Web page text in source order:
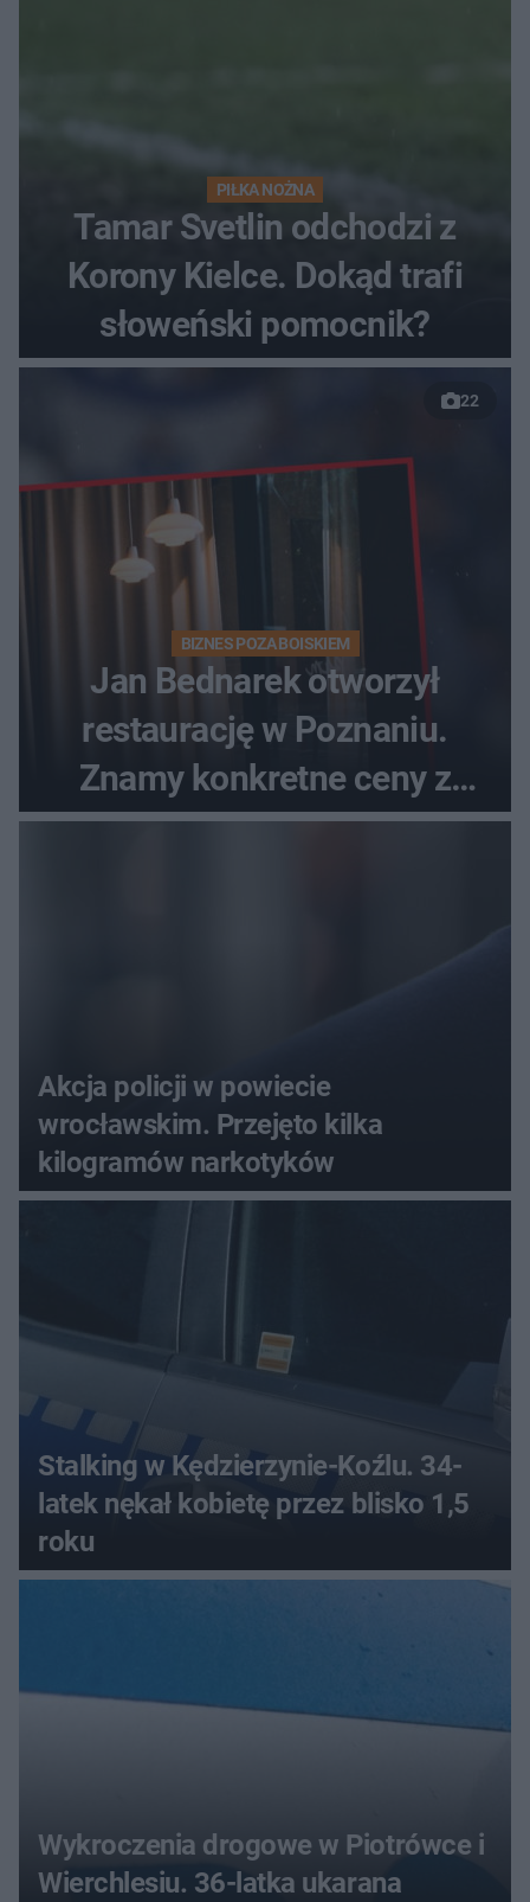
PIŁKA NOŻNA
Tamar Svetlin odchodzi z
Korony Kielce. Dokąd trafi
słoweński pomocnik?
22
BIZNES POZA BOISKIEM
Jan Bednarek otworzył
restaurację w Poznaniu.
Znamy konkretne ceny z
menu
Akcja policji w powiecie
wrocławskim. Przejęto kilka
kilogramów narkotyków
Stalking w Kędzierzynie-Koźlu. 34-
latek nękał kobietę przez blisko 1,5
roku
Wykroczenia drogowe w Piotrówce i
Wierchlesiu. 36-latka ukarana